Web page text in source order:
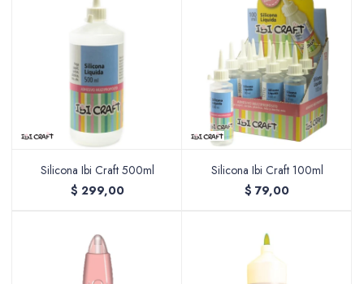
Silicona Ibi Craft 500ml
$ 299,00
Silicona Ibi Craft 100ml
$ 79,00
Soportes Artísticos
Pinceles